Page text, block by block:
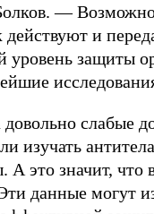
—
и
защиты
слабые
изучать
А это значит,
данные могут